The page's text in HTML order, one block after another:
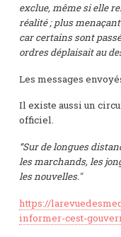
exclue, même si elle
réalité ; plus
car certains sont
ordres déplaisait au
Les messages
Il existe aussi un
officiel.
“Sur de longues
les marchands, les
les nouvelles."
https://
informer-cest-